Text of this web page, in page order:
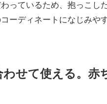
っているため、抱っこし
ーディネートになじみや
わせて使える。赤